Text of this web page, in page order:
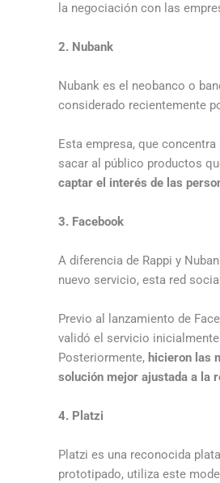
la negociación con las
2. Nubank
Nubank es el neobanco o
considerado recientemente
Esta empresa, que
sacar al público productos
captar el interés de las
3. Facebook
A diferencia de Rappi y
nuevo servicio, esta red
Previo al lanzamiento de
validó el servicio
Posteriormente, hicieron las
solución mejor ajustada a la
4. Platzi
Platzi es una reconocida
prototipado, utiliza este